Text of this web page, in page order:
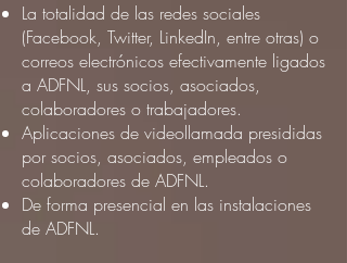
La totalidad de las redes sociales
(Facebook, Twitter, LinkedIn, entre otras) o
correos electrónicos efectivamente ligados
a ADFNL, sus socios, asociados,
colaboradores o trabajadores.
Aplicaciones de videollamada presididas
por socios, asociados, empleados o
colaboradores de ADFNL.
De forma presencial en las instalaciones
de ADFNL.